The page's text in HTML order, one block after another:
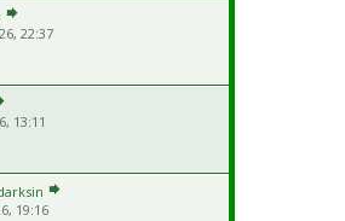
22:37
13:11
19:16